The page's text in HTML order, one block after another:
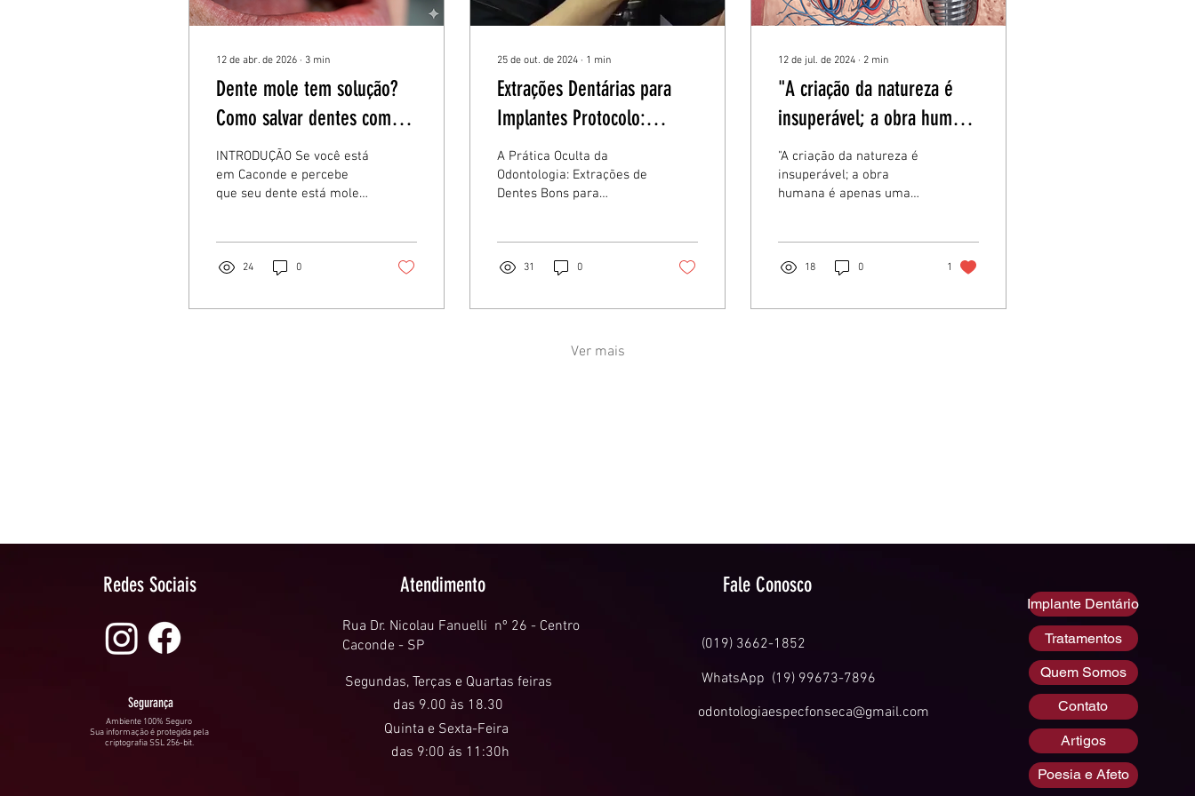
12 de abr. de 2026 ∙ 3 min
Dente mole tem solução?
Como salvar dentes com
perda óssea
INTRODUÇÃO Se você está
em Caconde e percebe
que seu dente está mole
é possível salvar o dente
protocolos modernos
estrutura natural. Nosso
24 0
25 de out. de 2024 ∙ 1 min
Extrações Dentárias para
Implantes Protocolo:
Quando o Lucro Fala Mais
Alto que a Saúde.
A Prática Oculta da
Odontologia: Extrações de
Dentes Bons para
para...
31 0
12 de jul. de 2024 ∙ 2 min
"A criação da natureza é
insuperável; a obra humana
é apenas uma tentativa de
imitação."
"A criação da natureza é
insuperável; a obra
humana é apenas uma
18 0 1
Ver mais
Redes Sociais
Segurança
Ambiente 100% Seguro
Sua informação é protegida pela
criptografia SSL 256-bit.
Atendimento
Rua Dr. Nicolau Fanuelli nº 26 - Centro
Caconde - SP
Segundas, Terças e Quartas feiras
das 9.00 às 18.30
Quinta e Sexta-Feira
das 9:00 ás 11:30h
Fale Conosco
(019) 3662-1852
WhatsApp (19) 99673-7896
odontologiaespecfonseca@gmail.com
Implante Dentário
Tratamentos
Quem Somos
Contato
Artigos
Poesia e Afeto